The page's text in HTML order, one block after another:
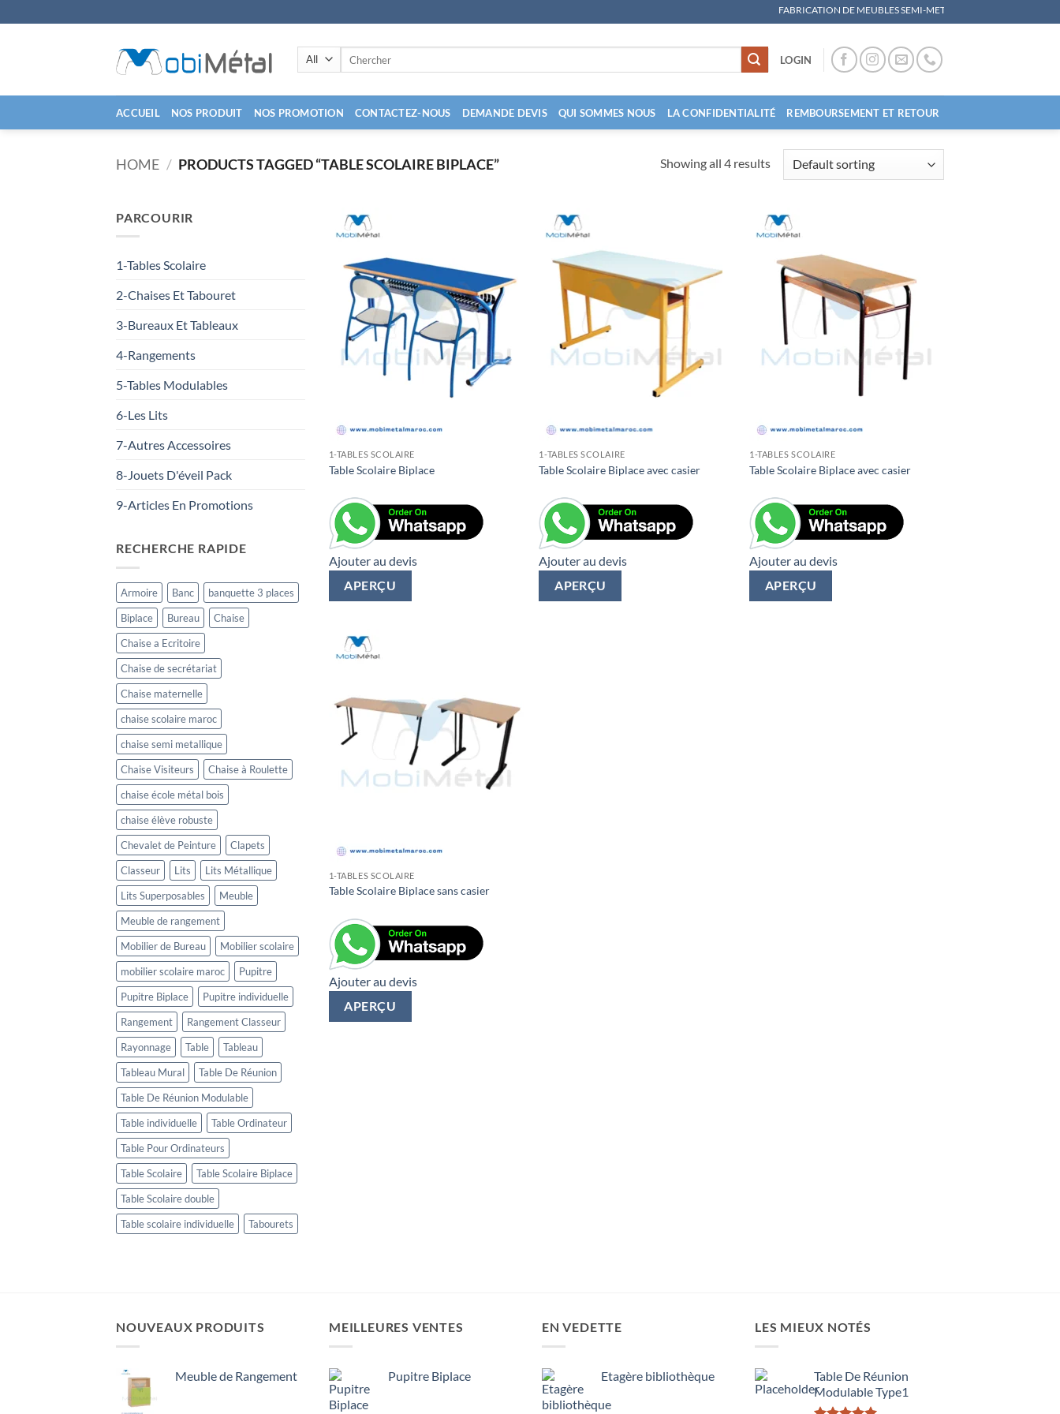
to
FABRICATION DE MEUBLES SEMI-METALLIQUES, MATERIEL DE
LOGIN
ACCUEIL NOS PRODUIT NOS PROMOTION CONTACTEZ-NOUS DEMANDE DEVIS QUI SOMMES NOUS LA CONFIDENTIALITÉ REMBOURSEMENT ET RETOUR
HOME / PRODUCTS TAGGED “TABLE SCOLAIRE BIPLACE” Showing all 4 results
PARCOURIR
1-Tables Scolaire
2-Chaises Et Tabouret
3-Bureaux Et Tableaux
4-Rangements
5-Tables Modulables
6-Les Lits
7-Autres Accessoires
8-Jouets D'éveil Pack
9-Articles En Promotions
RECHERCHE RAPIDE
Armoire Banc
banquette 3 places
Biplace
Bureau
Chaise
Chaise a Ecritoire
Chaise de secrétariat
Chaise maternelle
chaise scolaire maroc
chaise semi metallique
Chaise Visiteurs
Chaise à Roulette
chaise école métal bois
chaise élève robuste
Chevalet de Peinture
Clapets
Classeur
Lits
Lits Métallique
Lits Superposables
Meuble
Meuble de rangement
Mobilier de Bureau
Mobilier scolaire
mobilier scolaire maroc
Pupitre
Pupitre Biplace
Pupitre individuelle
Rangement
Rangement Classeur
Rayonnage
Table
Tableau
Tableau Mural
Table De Réunion
Table De Réunion Modulable
Table individuelle
Table Ordinateur
Table Pour Ordinateurs
Table Scolaire
Table Scolaire Biplace
Table Scolaire double
Table scolaire individuelle
Tabourets
1-TABLES SCOLAIRE
Table Scolaire Biplace
Ajouter au devis
APERÇU
1-TABLES SCOLAIRE
Table Scolaire Biplace avec casier
Ajouter au devis
APERÇU
1-TABLES SCOLAIRE
Table Scolaire Biplace avec casier
Ajouter au devis
APERÇU
1-TABLES SCOLAIRE
Table Scolaire Biplace sans casier
Ajouter au devis
APERÇU
NOUVEAUX PRODUITS
Meuble de Rangement
MEILLEURES VENTES
Pupitre Biplace
EN VEDETTE
Etagère bibliothèque
LES MIEUX NOTÉS
Table De Réunion
Modulable Type1